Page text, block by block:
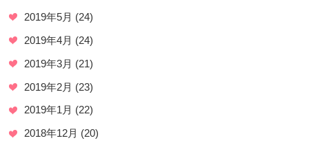
2019年5月 (24)
2019年4月 (24)
2019年3月 (21)
2019年2月 (23)
2019年1月 (22)
2018年12月 (20)